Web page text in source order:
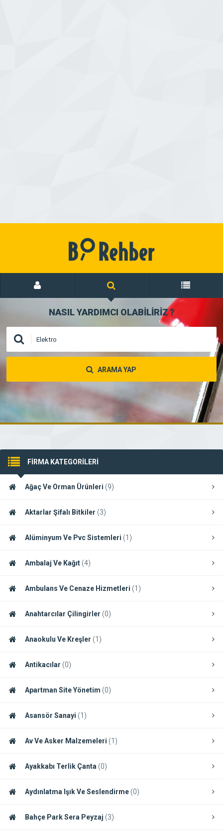
NASIL YARDIMCI OLABİLİRİZ?
ARAMA YAP
FİRMA KATEGORİLERİ
Ağaç Ve Orman Ürünleri (9)
Aktarlar Şifalı Bitkiler (3)
Alüminyum Ve Pvc Sistemleri (1)
Ambalaj Ve Kağıt (4)
Ambulans Ve Cenaze Hizmetleri (1)
Anahtarcılar Çilingirler (0)
Anaokulu Ve Kreşler (1)
Antikacılar (0)
Apartman Site Yönetim (0)
Asansör Sanayi (1)
Av Ve Asker Malzemeleri (1)
Ayakkabı Terlik Çanta (0)
Aydınlatma Işık Ve Seslendirme (0)
Bahçe Park Sera Peyzaj (3)